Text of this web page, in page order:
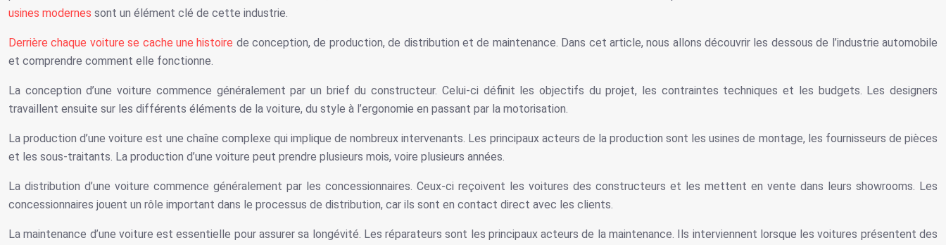
usines modernes sont un élément clé de cette industrie.
Derrière chaque voiture se cache une histoire de conception, de production, de distribution et de maintenance. Dans cet article, nous allons découvrir les dessous de l’industrie automobile
et comprendre comment elle fonctionne.
La conception d’une voiture commence généralement par un brief du constructeur. Celui-ci définit les objectifs du projet, les contraintes techniques et les budgets. Les designers
travaillent ensuite sur les différents éléments de la voiture, du style à l’ergonomie en passant par la motorisation.
La production d’une voiture est une chaîne complexe qui implique de nombreux intervenants. Les principaux acteurs de la production sont les usines de montage, les fournisseurs de pièces
et les sous-traitants. La production d’une voiture peut prendre plusieurs mois, voire plusieurs années.
La distribution d’une voiture commence généralement par les concessionnaires. Ceux-ci reçoivent les voitures des constructeurs et les mettent en vente dans leurs showrooms. Les
concessionnaires jouent un rôle important dans le processus de distribution, car ils sont en contact direct avec les clients.
La maintenance d’une voiture est essentielle pour assurer sa longévité. Les réparateurs sont les principaux acteurs de la maintenance. Ils interviennent lorsque les voitures présentent des